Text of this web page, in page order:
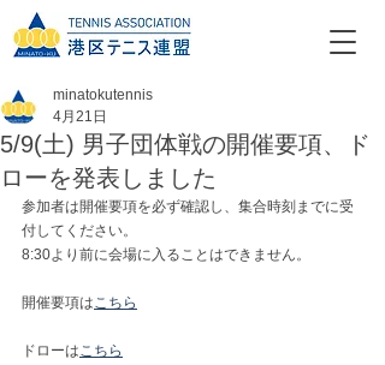
5/9(土) 男子団体戦の開催要項、ド
ローを発表しました
minatokutennis
4月21日
参加者は開催要項を必ず確認し、集合時刻までに受
付してください。
8:30より前に会場に入ることはできません。
開催要項はこちら
ドローはこちら